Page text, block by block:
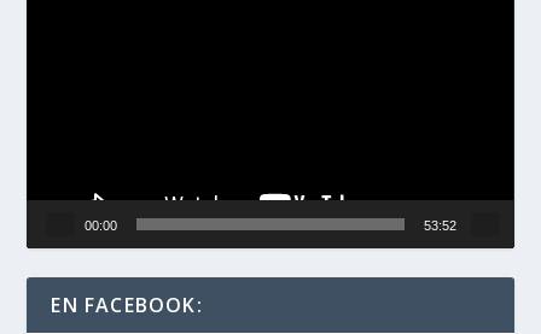
00:00 53:52
EN FACEBOOK: